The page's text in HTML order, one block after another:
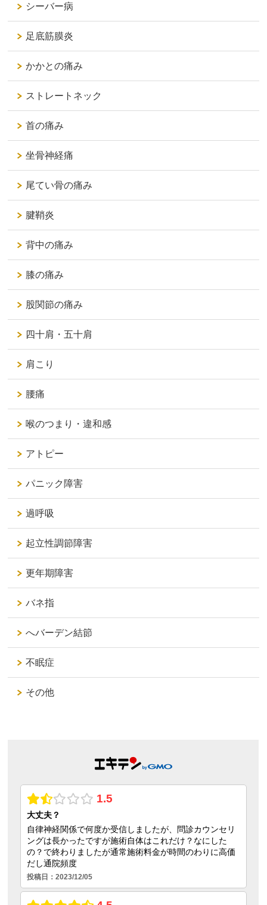
シーバー病
足底筋膜炎
かかとの痛み
ストレートネック
首の痛み
坐骨神経痛
尾てい骨の痛み
腱鞘炎
背中の痛み
膝の痛み
股関節の痛み
四十肩・五十肩
肩こり
腰痛
喉のつまり・違和感
アトピー
パニック障害
過呼吸
起立性調節障害
更年期障害
バネ指
へバーデン結節
不眠症
その他